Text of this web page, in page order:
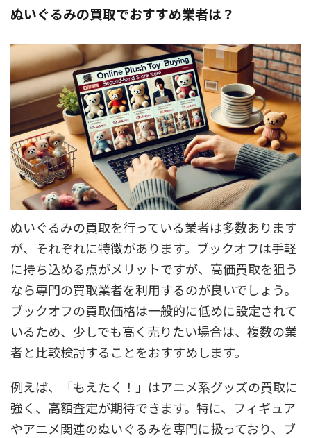
ぬいぐるみの買取でおすすめ業者は？
ぬいぐるみの買取を行っている業者は多数あります
が、それぞれに特徴があります。ブックオフは手軽
に持ち込める点がメリットですが、高価買取を狙う
なら専門の買取業者を利用するのが良いでしょう。
ブックオフの買取価格は一般的に低めに設定されて
いるため、少しでも高く売りたい場合は、複数の業
者と比較検討することをおすすめします。
例えば、「もえたく！」はアニメ系グッズの買取に
強く、高額査定が期待できます。特に、フィギュア
やアニメ関連のぬいぐるみを専門に扱っており、ブ